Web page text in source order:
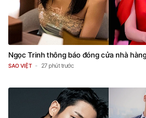
Ngọc Trinh thông báo đóng cửa nhà
SAO VIỆT 27 phút trước